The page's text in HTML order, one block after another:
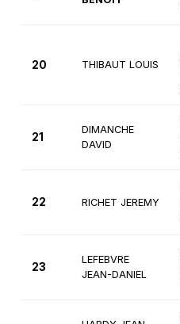
20 THIBAUT LOUIS
21
DIMANCHE
DAVID
22 RICHET JEREMY
23
LEFEBVRE
JEAN-DANIEL